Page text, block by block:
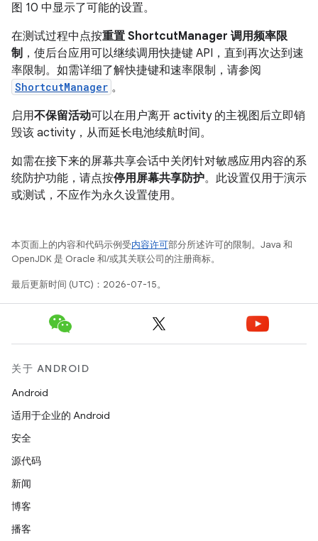
图 10 中显示了可能的设置。
在测试过程中点按重置 ShortcutManager 调用频率限
制 ，使后台应用可以继续调用快捷键 API，直到再次达到速
率限制。如需详细了解快捷键和速率限制，请参阅
ShortcutManager 。
启用不保留活动可以在用户离开 activity 的主视图后立即销
毁该 activity，从而延长电池续航时间。
如需在接下来的屏幕共享会话中关闭针对敏感应用内容的系
统防护功能，请点按停用屏幕共享防护。此设置仅用于演示
或测试，不应作为永久设置使用。
本页面上的内容和代码示例受内容许可部分所述许可的限制。Java 和
OpenJDK 是 Oracle 和/或其关联公司的注册商标。
最后更新时间 (UTC)：2026-07-15。
关于 ANDROID
Android
适用于企业的 Android
安全
源代码
新闻
博客
播客